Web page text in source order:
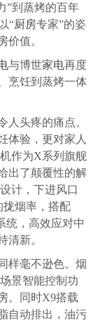
”到蒸烤的百年
以“厨房专家”的姿
价值。
与博世家电再度
烹饪到蒸烤一体
头疼的痛点。
体验，更对家人
作为X系列旗舰
出了颠覆性的解
计，下进风口
拢烟率，搭配
统，高效应对中
清新。
毫不逊色。烟
景智能控制功
。同时X9搭载
自动排出，油污